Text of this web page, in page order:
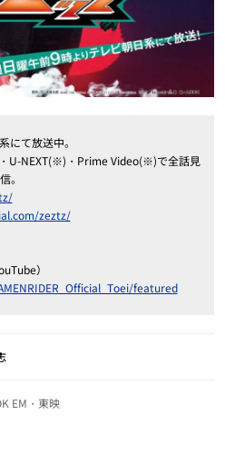
にて放送中。
U-NEXT(※)・Prime Video(※)で全話見
。
zeztz/
）
featured
EM・東映